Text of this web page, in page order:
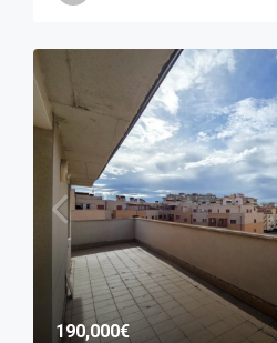
190,000€